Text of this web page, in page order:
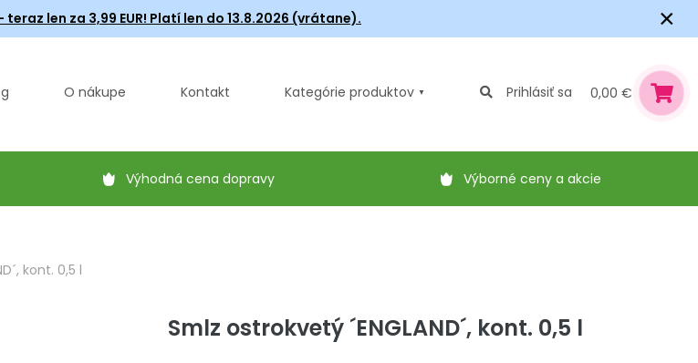
teraz len za 3,99 EUR! Platí len do 13.8.2026 (vrátane). ×
O nákupe Kontakt Kategórie produktov Prihlásiť sa 0,00 €
Výhodná cena dopravy Výborné ceny a akcie
kont. 0,5 l
Smlz ostrokvetý ´ENGLAND´, kont. 0,5 l